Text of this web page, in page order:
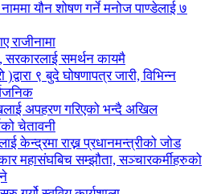
नाममा यौन शोषण गर्ने मनोज पाण्डेलाई ७
राजीनामा
सरकारलाई समर्थन कायमै
९ बुदे घोषणापत्र जारी, विभिन्न
अपहरण गरिएको भन्दै अखिल
चेतावनी
केन्द्रमा राख्न प्रधानमन्त्रीको जोड
महासंघबिच सम्झौता, सञ्चारकर्मीहरुको